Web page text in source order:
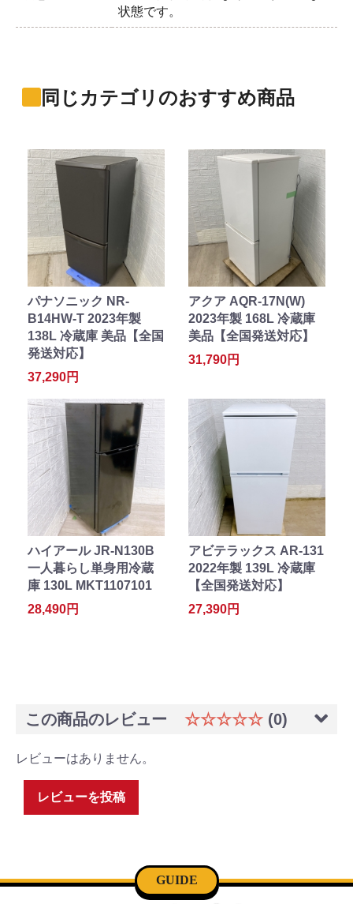
状態です。
同じカテゴリのおすすめ商品
パナソニック NR-
B14HW-T 2023年製
138L 冷蔵庫 美品【全国
発送対応】
37,290円
アクア AQR-17N(W)
2023年製 168L 冷蔵庫
美品【全国発送対応】
31,790円
ハイアール JR-N130B
一人暮らし単身用冷蔵
庫 130L MKT1107101
28,490円
アビテラックス AR-131
2022年製 139L 冷蔵庫
【全国発送対応】
27,390円
この商品のレビュー ☆☆☆☆☆ (0)
レビューはありません。
レビューを投稿
GUIDE